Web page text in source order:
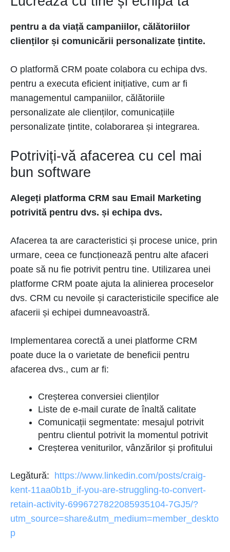
pentru a da viață campaniilor, călătoriilor
clienților și comunicării personalizate țintite.
O platformă CRM poate colabora cu echipa dvs.
pentru a executa eficient inițiative, cum ar fi
managementul campaniilor, călătoriile
personalizate ale clienților, comunicațiile
personalizate țintite, colaborarea și integrarea.
Potriviți-vă afacerea cu cel mai
bun software
Alegeți platforma CRM sau Email Marketing
potrivită pentru dvs. și echipa dvs.
Afacerea ta are caracteristici și procese unice, prin
urmare, ceea ce funcționează pentru alte afaceri
poate să nu fie potrivit pentru tine. Utilizarea unei
platforme CRM poate ajuta la alinierea proceselor
dvs. CRM cu nevoile și caracteristicile specifice ale
afacerii și echipei dumneavoastră.
Implementarea corectă a unei platforme CRM
poate duce la o varietate de beneficii pentru
afacerea dvs., cum ar fi:
Creșterea conversiei clienților
Liste de e-mail curate de înaltă calitate
Comunicații segmentate: mesajul potrivit
pentru clientul potrivit la momentul potrivit
Creșterea veniturilor, vânzărilor și profitului
Legătură: https://www.linkedin.com/posts/craig-
kent-11aa0b1b_if-you-are-struggling-to-convert-
retain-activity-6996727822085935104-7GJ5/?
utm_source=share&utm_medium=member_deskto
p